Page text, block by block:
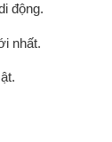
động.
nhất.